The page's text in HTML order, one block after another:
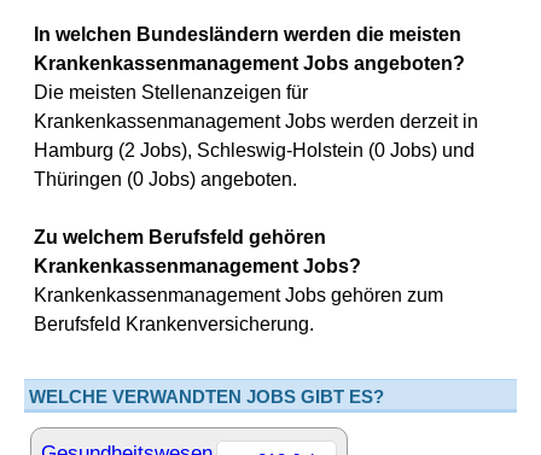
In welchen Bundesländern werden die meisten
Krankenkassenmanagement Jobs angeboten?
Die meisten Stellenanzeigen für
Krankenkassenmanagement Jobs werden derzeit in
Hamburg (2 Jobs), Schleswig-Holstein (0 Jobs) und
Thüringen (0 Jobs) angeboten.
Zu welchem Berufsfeld gehören
Krankenkassenmanagement Jobs?
Krankenkassenmanagement Jobs gehören zum
Berufsfeld Krankenversicherung.
WELCHE VERWANDTEN JOBS GIBT ES?